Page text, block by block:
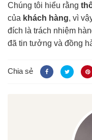
Chúng tôi hiểu rằng
của khách hàng, vì
đích là trách nhiệm
đã tin tưởng và đồng
Chia sẻ